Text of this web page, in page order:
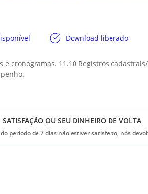
Download liberado
e cronogramas. 11.10 Registros
SATISFAÇÃOOU SEU DINHEIRO DE VOLTA
período de 7 dias não estiver satisfeito, nós